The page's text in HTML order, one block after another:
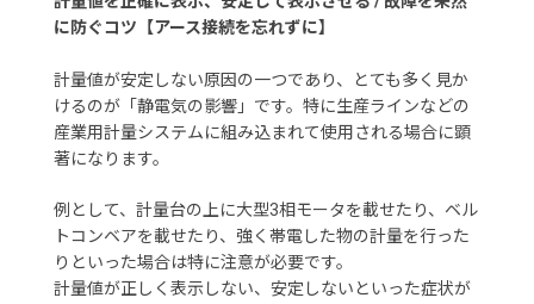
に防ぐコツ【アース接続を忘れずに】
計量値が安定しない原因の一つであり、とても多く見か
けるのが「静電気の影響」です。特に生産ラインなどの
産業用計量システムに組み込まれて使用される場合に顕
著になります。
例として、計量台の上に大型3相モータを載せたり、ベル
トコンベアを載せたり、強く帯電した物の計量を行った
りといった場合は特に注意が必要です。
計量値が正しく表示しない、安定しないといった症状が